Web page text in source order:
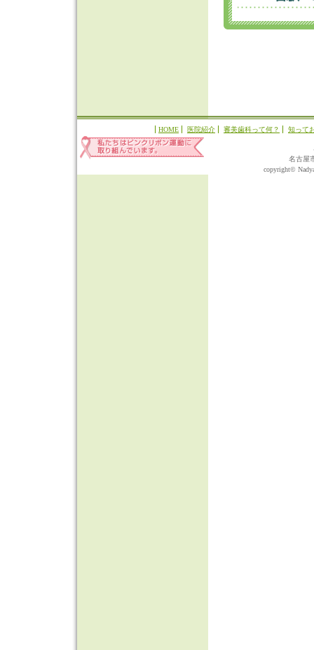
HOME 医院紹介 審美歯科って何？ 知って
名古屋
copyright©